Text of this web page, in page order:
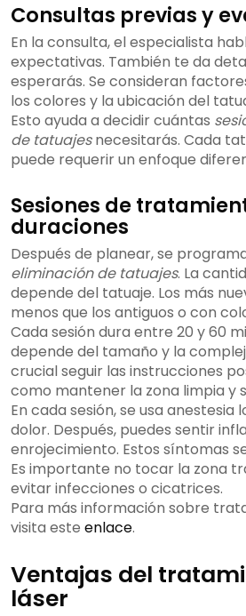
Consultas previas y
En la consulta, el especialista
expectativas. También te da
esperarás. Se consideran
los colores y la ubicación del
Esto ayuda a decidir cuántas
de tatuajesnecesitarás. Cada
puede requerir un enfoque
Sesiones de
duraciones
Después de planear, se
eliminación de tatuajes. La
depende del tatuaje. Los más
menos que los antiguos o con
Cada sesión dura entre 20 y 60
depende del tamaño y la
crucial seguir las instrucciones
como mantener la zona limpia y
En cada sesión, se usa anestesia
dolor. Después, puedes sentir
enrojecimiento. Estos síntomas
Es importante no tocar la zona
evitar infecciones o cicatrices.
Para más información sobre
visita este enlace.
Ventajas del
láser